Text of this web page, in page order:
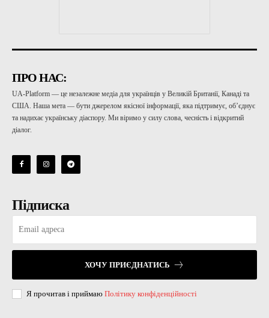
ПРО НАС:
UA-Platform — це незалежне медіа для українців у Великій Британії, Канаді та
США. Наша мета — бути джерелом якісної інформації, яка підтримує, об’єднує
та надихає українську діаспору. Ми віримо у силу слова, чесність і відкритий
діалог.
Підписка
ХОЧУ ПРИЄДНАТИСЬ
Я прочитав і приймаю Політику конфіденційності